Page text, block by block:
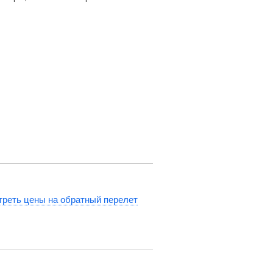
цены на обратный перелет